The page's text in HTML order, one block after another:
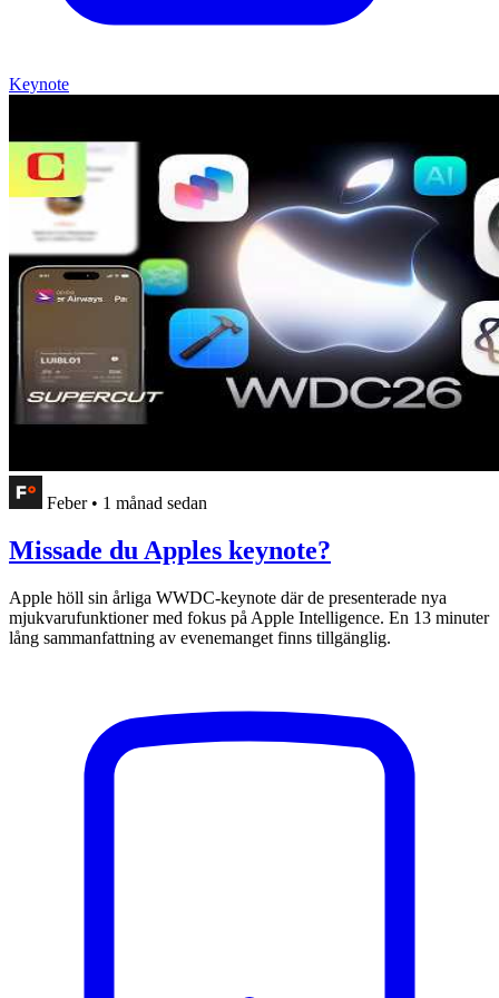
Keynote
Feber • 1 månad sedan
Missade du Apples keynote?
Apple höll sin årliga WWDC-keynote där de presenterade nya
mjukvarufunktioner med fokus på Apple Intelligence. En 13 minuter
lång sammanfattning av evenemanget finns tillgänglig.